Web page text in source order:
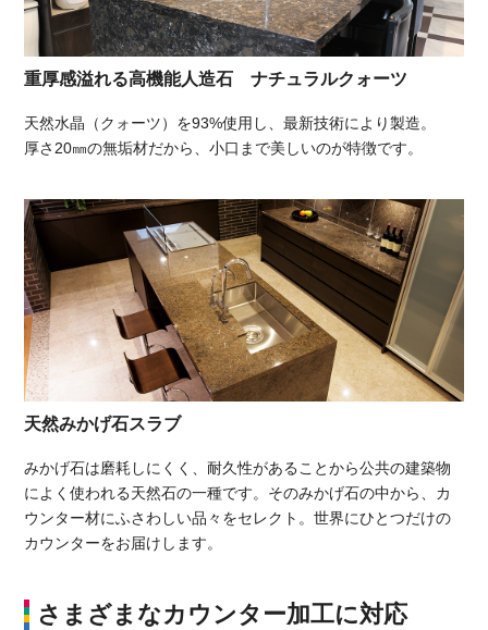
重厚感溢れる高機能人造石 ナチュラルクォーツ
天然水晶（クォーツ）を93%使用し、最新技術により製造。
厚さ20㎜の無垢材だから、小口まで美しいのが特徴です。
天然みかげ石スラブ
みかげ石は磨耗しにくく、耐久性があることから公共の建築物
によく使われる天然石の一種です。そのみかげ石の中から、カ
ウンター材にふさわしい品々をセレクト。世界にひとつだけの
カウンターをお届けします。
さまざまなカウンター加工に対応